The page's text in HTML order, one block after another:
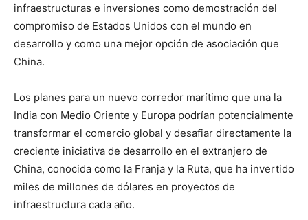
infraestructuras e inversiones como demostración del
compromiso de Estados Unidos con el mundo en
desarrollo y como una mejor opción de asociación que
China.
Los planes para un nuevo corredor marítimo que una la
India con Medio Oriente y Europa podrían potencialmente
transformar el comercio global y desafiar directamente la
creciente iniciativa de desarrollo en el extranjero de
China, conocida como la Franja y la Ruta, que ha invertido
miles de millones de dólares en proyectos de
infraestructura cada año.